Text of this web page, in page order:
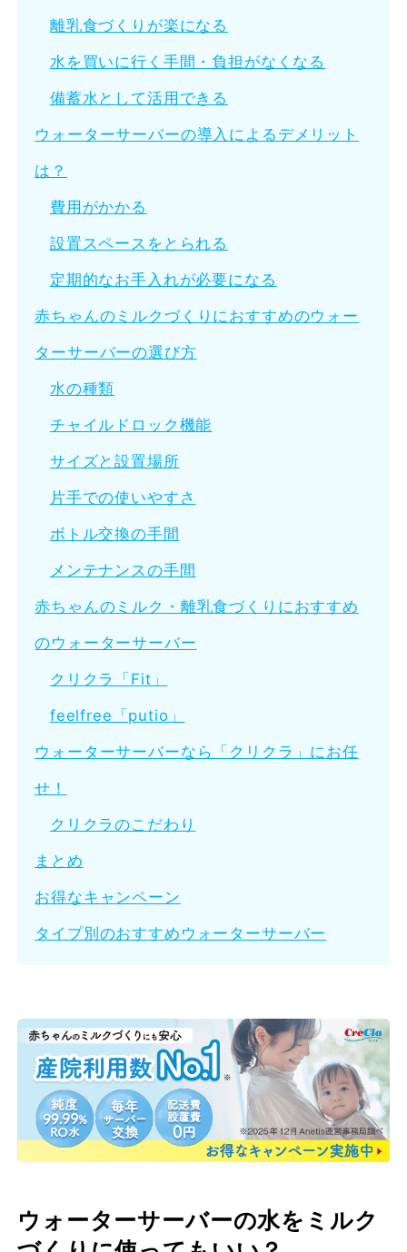
離乳食づくりが楽になる
水を買いに行く手間・負担がなくなる
備蓄水として活用できる
ウォーターサーバーの導入によるデメリット
は？
費用がかかる
設置スペースをとられる
定期的なお手入れが必要になる
赤ちゃんのミルクづくりにおすすめのウォー
ターサーバーの選び方
水の種類
チャイルドロック機能
サイズと設置場所
片手での使いやすさ
ボトル交換の手間
メンテナンスの手間
赤ちゃんのミルク・離乳食づくりにおすすめ
のウォーターサーバー
クリクラ「Fit」
feelfree「putio」
ウォーターサーバーなら「クリクラ」にお任
せ！
クリクラのこだわり
まとめ
お得なキャンペーン
タイプ別のおすすめウォーターサーバー
ウォーターサーバーの水をミルク